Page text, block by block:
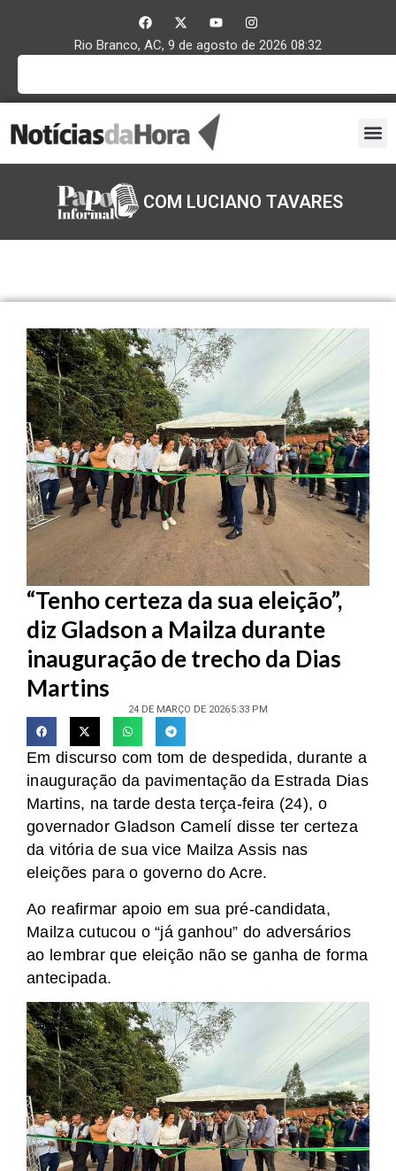
Rio Branco, AC, 9 de agosto de 2026 08:32
COM LUCIANO TAVARES
“Tenho certeza da sua eleição”,
diz Gladson a Mailza durante
inauguração de trecho da Dias
Martins
24 DE MARÇO DE 20265:33 PM
Em discurso com tom de despedida, durante a
inauguração da pavimentação da Estrada Dias
Martins, na tarde desta terça-feira (24), o
governador Gladson Camelí disse ter certeza
da vitória de sua vice Mailza Assis nas
eleições para o governo do Acre.
Ao reafirmar apoio em sua pré-candidata,
Mailza cutucou o “já ganhou” do adversários
ao lembrar que eleição não se ganha de forma
antecipada.